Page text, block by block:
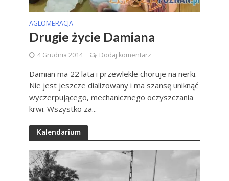
AGLOMERACJA
Drugie życie Damiana
4 Grudnia 2014 Dodaj komentarz
Damian ma 22 lata i przewlekle choruje na nerki.
Nie jest jeszcze dializowany i ma szansę uniknąć
wyczerpującego, mechanicznego oczyszczania
krwi. Wszystko za...
Kalendarium